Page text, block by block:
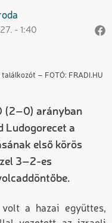
- 1:40
– FOTÓ: FRADI.HU
(2–0) arányban
Ludogorecet a
első körös
3–2-es
a hazai együttes,